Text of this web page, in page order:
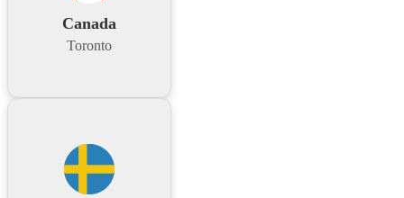
Canada
Toronto